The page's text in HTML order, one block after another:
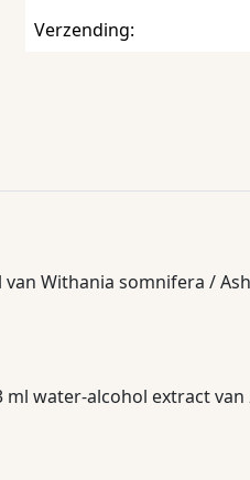
Verzending:
Withania somnifera /
water-alcohol extract